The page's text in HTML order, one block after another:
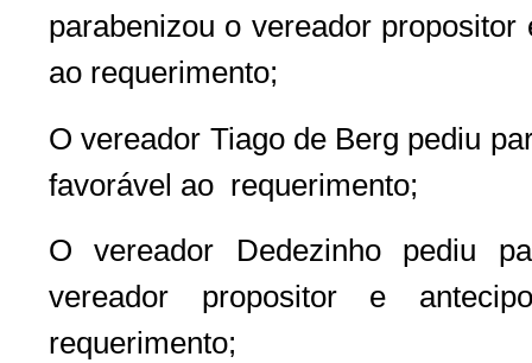
parabenizou o vereador
ao requerimento;
O vereador Tiago de Berg pediu
favorável ao requerimento;
O vereador Dedezinho pediu
vereador propositor e
requerimento;